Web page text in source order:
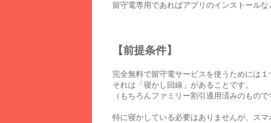
留守電専用であればアプリのインストールな
【前提条件】
完全無料で留守電サービスを使うためには１
それは「寝かし回線」があることです。
（もちろんファミリー割引適用済みのもので
特に寝かしている必要はありませんが、ス